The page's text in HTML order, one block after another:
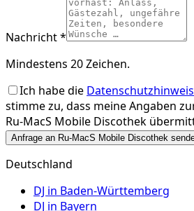
Nachricht *
Mindestens 20 Zeichen.
Ich habe die
stimme zu, dass meine Angaben
Ru-MacS Mobile Discothek
Anfrage an Ru-MacS Mobile Discothek
Deutschland
DJ in Baden-Württemberg
DJ in Bayern